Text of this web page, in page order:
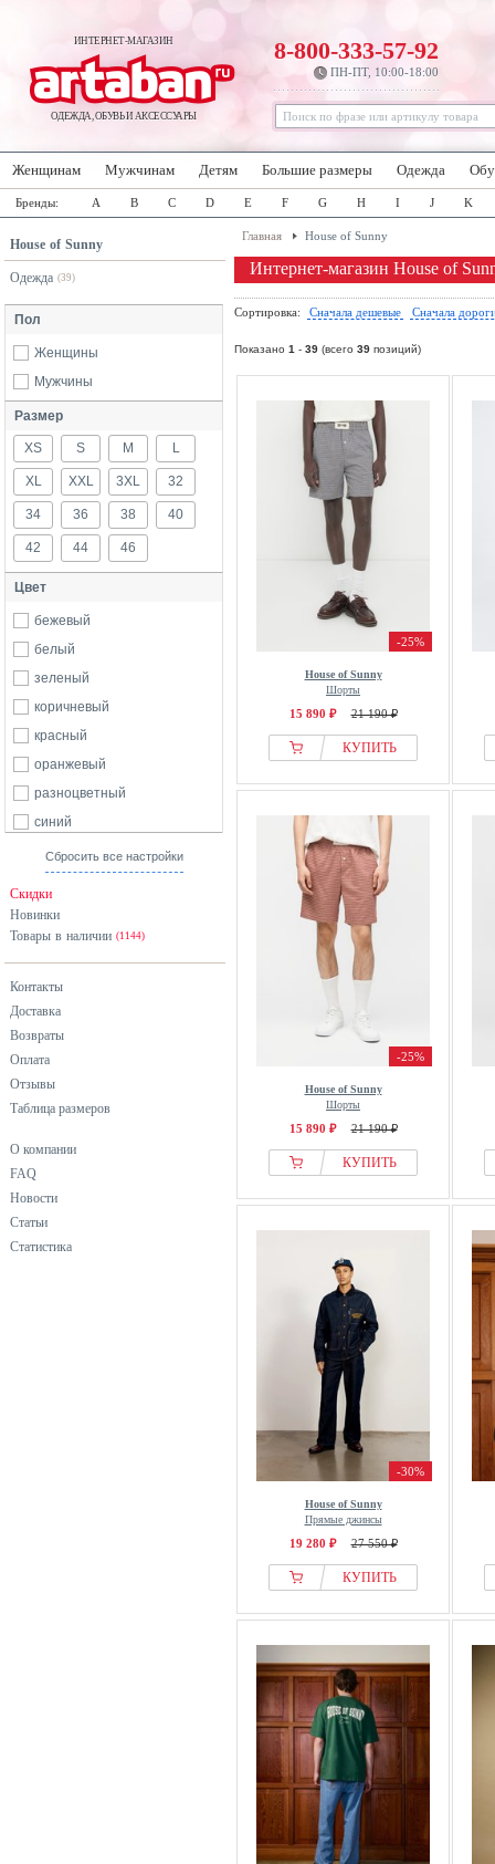
ИНТЕРНЕТ-МАГАЗИН
ОДЕЖДА, ОБУВЬ И АКСЕССУАРЫ
8-800-333-57-92
ПН-ПТ, 10:00-18:00
Женщинам Мужчинам Детям Большие размеры Одежда
Бренды: A B C D E F G H I J K
House of Sunny
Одежда (39)
Пол
Женщины
Мужчины
Размер
XS S M L
XL XXL 3XL 32
34 36 38 40
42 44 46
Цвет
бежевый
белый
зеленый
коричневый
красный
оранжевый
разноцветный
синий
черный
Сбросить все настройки
Скидки
Новинки
Товары в наличии (1144)
Контакты
Доставка
Возвраты
Оплата
Отзывы
Таблица размеров
О компании
FAQ
Новости
Статьи
Статистика
Главная House of Sunny
Интернет-магазин House of
Сортировка: Сначала дешевые Сначала
Показано 1 - 39 (всего 39 позиций)
-25%
House of Sunny
Шорты
15 890 ₽ 21 190 ₽
КУПИТЬ
-25%
House of Sunny
Шорты
15 890 ₽ 21 190 ₽
КУПИТЬ
-30%
House of Sunny
Прямые джинсы
19 280 ₽ 27 550 ₽
КУПИТЬ